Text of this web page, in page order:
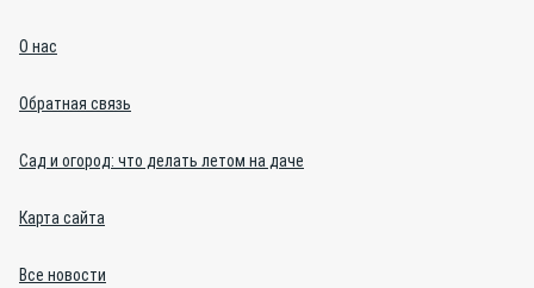
О нас
Обратная связь
Сад и огород: что делать летом на даче
Карта сайта
Все новости